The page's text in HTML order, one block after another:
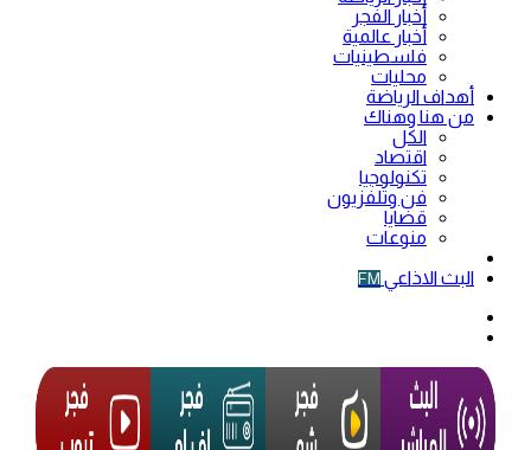
أخبار الفجر
أخبار عالمية
فلسطينيات
محليات
أهداف الرياضة
من هنا وهناك
الكل
اقتصاد
تكنولوجيا
فن وتلفزيون
قضايا
منوعات
البث الاذاعي FM